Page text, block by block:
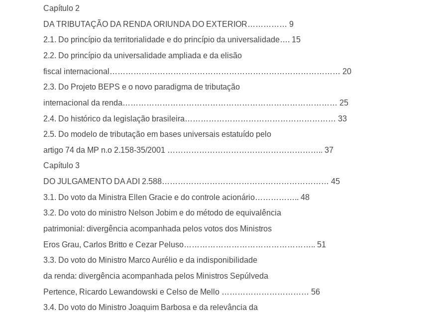
Capítulo 2
DA TRIBUTAÇÃO DA RENDA ORIUNDA DO EXTERIOR…………… 9
2.1. Do princípio da territorialidade e do princípio da universalidade…. 15
2.2. Do princípio da universalidade ampliada e da elisão
fiscal internacional…………………………………………………………………………… 20
2.3. Do Projeto BEPS e o novo paradigma de tributação
internacional da renda……………………………………………………………………… 25
2.4. Do histórico da legislação brasileira………………………………………………… 33
2.5. Do modelo de tributação em bases universais estatuído pelo
artigo 74 da MP n.o 2.158-35/2001 ………………………………………………….. 37
Capítulo 3
DO JULGAMENTO DA ADI 2.588……………………………………………………… 45
3.1. Do voto da Ministra Ellen Gracie e do controle acionário…………….. 48
3.2. Do voto do ministro Nelson Jobim e do método de equivalência
patrimonial: divergência acompanhada pelos votos dos Ministros
Eros Grau, Carlos Britto e Cezar Peluso………………………………………….. 51
3.3. Do voto do Ministro Marco Aurélio e da indisponibilidade
da renda: divergência acompanhada pelos Ministros Sepúlveda
Pertence, Ricardo Lewandowski e Celso de Mello …………………………… 56
3.4. Do voto do Ministro Joaquim Barbosa e da relevância da